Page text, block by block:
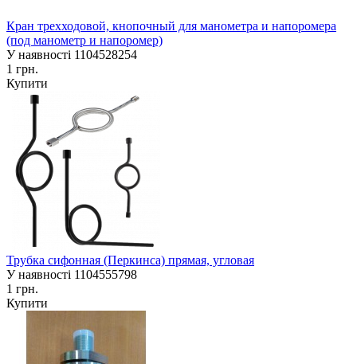
Кран трехходовой, кнопочный для манометра и напоромера
(под манометр и напоромер)
У наявності 1104528254
1 грн.
Купити
Трубка сифонная (Перкинса) прямая, угловая
У наявності 1104555798
1 грн.
Купити